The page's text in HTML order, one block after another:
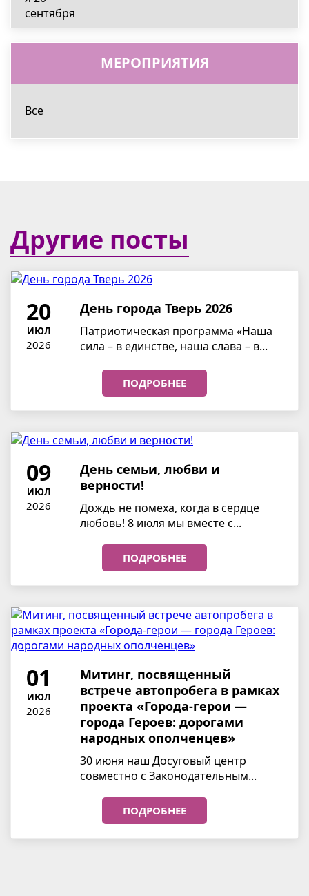
МЕРОПРИЯТИЯ
Все
Другие посты
20
ИЮЛ
2026
День города Тверь 2026
Патриотическая программа «Наша
сила – в единстве, наша слава – в...
ПОДРОБНЕЕ
09
ИЮЛ
2026
День семьи, любви и
верности!
Дождь не помеха, когда в сердце
любовь! 8 июля мы вместе с...
ПОДРОБНЕЕ
01
ИЮЛ
2026
Митинг, посвященный
встрече автопробега в рамках
проекта «Города-герои —
города Героев: дорогами
народных ополченцев»
30 июня наш Досуговый центр
совместно с Законодательным...
ПОДРОБНЕЕ